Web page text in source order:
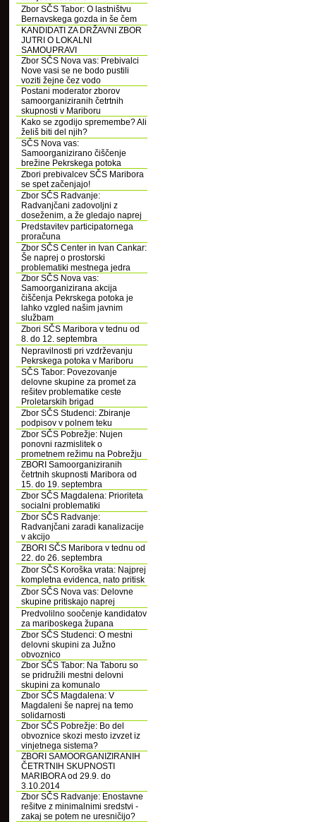
Zbor SČS Tabor: O lastništvu
Bernavskega gozda in še čem
KANDIDATI ZA DRŽAVNI ZBOR
JUTRI O LOKALNI
SAMOUPRAVI
Zbor SČS Nova vas: Prebivalci
Nove vasi se ne bodo pustili
voziti žejne čez vodo
Postani moderator zborov
samoorganiziranih četrtnih
skupnosti v Mariboru
Kako se zgodijo spremembe? Ali
želiš biti del njih?
SČS Nova vas:
Samoorganizirano čiščenje
brežine Pekrskega potoka
Zbori prebivalcev SČS Maribora
se spet začenjajo!
Zbor SČS Radvanje:
Radvanjčani zadovoljni z
doseženim, a že gledajo naprej
Predstavitev participatornega
proračuna
Zbor SČS Center in Ivan Cankar:
Še naprej o prostorski
problematiki mestnega jedra
Zbor SČS Nova vas:
Samoorganizirana akcija
čiščenja Pekrskega potoka je
lahko vzgled našim javnim
službam
Zbori SČS Maribora v tednu od
8. do 12. septembra
Nepravilnosti pri vzdrževanju
Pekrskega potoka v Mariboru
SČS Tabor: Povezovanje
delovne skupine za promet za
rešitev problematike ceste
Proletarskih brigad
Zbor SČS Studenci: Zbiranje
podpisov v polnem teku
Zbor SČS Pobrežje: Nujen
ponovni razmislitek o
prometnem režimu na Pobrežju
ZBORI Samoorganiziranih
četrtnih skupnosti Maribora od
15. do 19. septembra
Zbor SČS Magdalena: Prioriteta
socialni problematiki
Zbor SČS Radvanje:
Radvanjčani zaradi kanalizacije
v akcijo
ZBORI SČS Maribora v tednu od
22. do 26. septembra
Zbor SČS Koroška vrata: Najprej
kompletna evidenca, nato pritisk
Zbor SČS Nova vas: Delovne
skupine pritiskajo naprej
Predvolilno soočenje kandidatov
za mariboskega župana
Zbor SČS Studenci: O mestni
delovni skupini za Južno
obvoznico
Zbor SČS Tabor: Na Taboru so
se pridružili mestni delovni
skupini za komunalo
Zbor SČS Magdalena: V
Magdaleni še naprej na temo
solidarnosti
Zbor SČS Pobrežje: Bo del
obvoznice skozi mesto izvzet iz
vinjetnega sistema?
ZBORI SAMOORGANIZIRANIH
ČETRTNIH SKUPNOSTI
MARIBORA od 29.9. do
3.10.2014
Zbor SČS Radvanje: Enostavne
rešitve z minimalnimi sredstvi -
zakaj se potem ne uresničijo?